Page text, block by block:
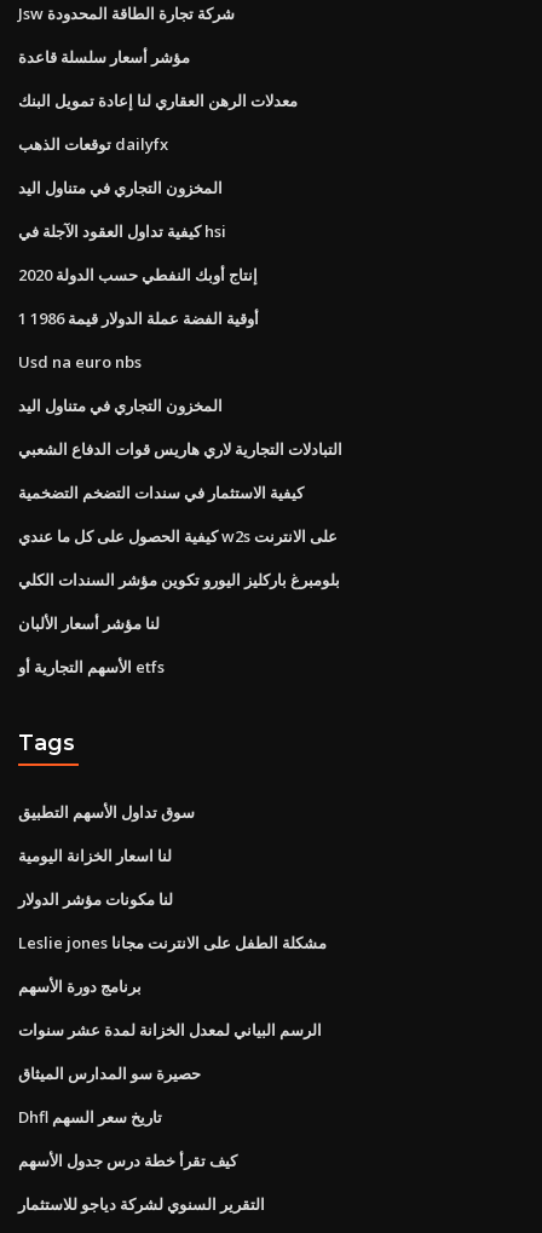
Jsw شركة تجارة الطاقة المحدودة
مؤشر أسعار سلسلة قاعدة
معدلات الرهن العقاري لنا إعادة تمويل البنك
توقعات الذهب dailyfx
المخزون التجاري في متناول اليد
كيفية تداول العقود الآجلة في hsi
إنتاج أوبك النفطي حسب الدولة 2020
1 أوقية الفضة عملة الدولار قيمة 1986
Usd na euro nbs
المخزون التجاري في متناول اليد
التبادلات التجارية لاري هاريس قوات الدفاع الشعبي
كيفية الاستثمار في سندات التضخم التضخمية
كيفية الحصول على كل ما عندي w2s على الانترنت
بلومبرغ باركليز اليورو تكوين مؤشر السندات الكلي
لنا مؤشر أسعار الألبان
الأسهم التجارية أو etfs
Tags
سوق تداول الأسهم التطبيق
لنا اسعار الخزانة اليومية
لنا مكونات مؤشر الدولار
Leslie jones مشكلة الطفل على الانترنت مجانا
برنامج دورة الأسهم
الرسم البياني لمعدل الخزانة لمدة عشر سنوات
حصيرة سو المدارس الميثاق
Dhfl تاريخ سعر السهم
كيف تقرأ خطة درس جدول الأسهم
التقرير السنوي لشركة دياجو للاستثمار